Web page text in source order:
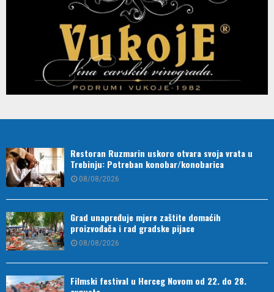
Restoran Ruzmarin uskoro otvara svoja vrata u
Trebinju: Potreban konobar/konobarica
08/08/2026
Grad unapređuje mjere zaštite domaćih
proizvođača i rad gradske pijace
08/08/2026
Filmski festival u Herceg Novom od 22. do 28.